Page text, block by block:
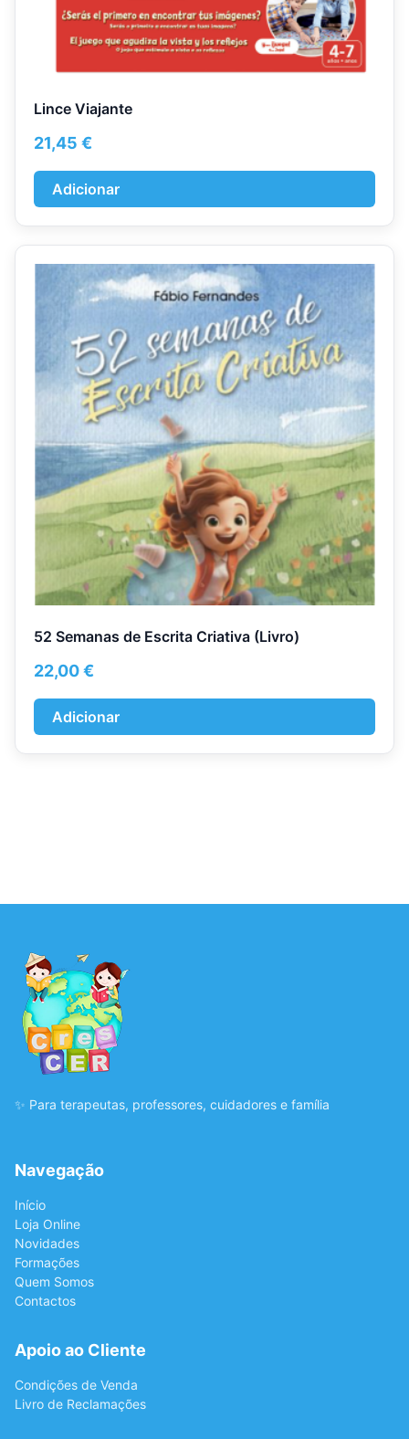
Lince Viajante
21,45 €
Adicionar
52 Semanas de Escrita Criativa (Livro)
22,00€
Adicionar
✨ Para terapeutas, professores, cuidadores e família
Navegação
Início
Loja Online
Novidades
Formações
Quem Somos
Contactos
Apoio ao Cliente
Condições de Venda
Livro de Reclamações